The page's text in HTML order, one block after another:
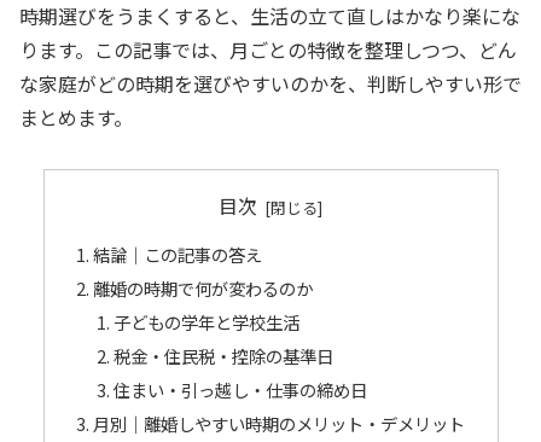
時期選びをうまくすると、生活の立て直しはかなり楽にな
ります。この記事では、月ごとの特徴を整理しつつ、どん
な家庭がどの時期を選びやすいのかを、判断しやすい形で
まとめます。
目次
結論｜この記事の答え
離婚の時期で何が変わるのか
子どもの学年と学校生活
税金・住民税・控除の基準日
住まい・引っ越し・仕事の締め日
月別｜離婚しやすい時期のメリット・デメリット